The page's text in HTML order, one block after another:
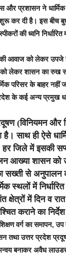
और प्रशासन ने
कर दी है। इस बीच
की ध्वनि
आवाज को लेकर उपजे
लेकर शासन का रुख
परिसर के बाहर नहीं
के कई अन्य प्रमुख
(विनियमन
है। साथ ही ऐसे
जिले में इसकी
शासन को
सख्ती से अनुपालन
स्थलों में
क्षेत्रों में दिन व
कराने का निर्देश
वर्ग का समापन,
तथा उत्तर प्रदेश
बनाकर अवैध